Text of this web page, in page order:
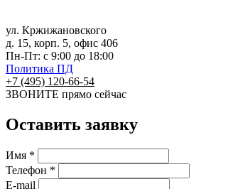
ул. Кржижановского
д. 15, корп. 5, офис 406
Пн-Пт: с 9:00 до 18:00
Политика ПД
+7 (495) 120-66-54
ЗВОНИТЕ прямо сейчас
Оставить заявку
Имя *
Телефон *
E-mail